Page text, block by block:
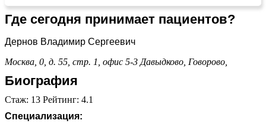
Где сегодня принимает пациентов?
Дернов Владимир Сергеевич
Москва, 0, д. 55, стр. 1, офис 5-3 Давыдково, Говорово,
Биография
Стаж: 13 Рейтинг: 4.1
Специализация: